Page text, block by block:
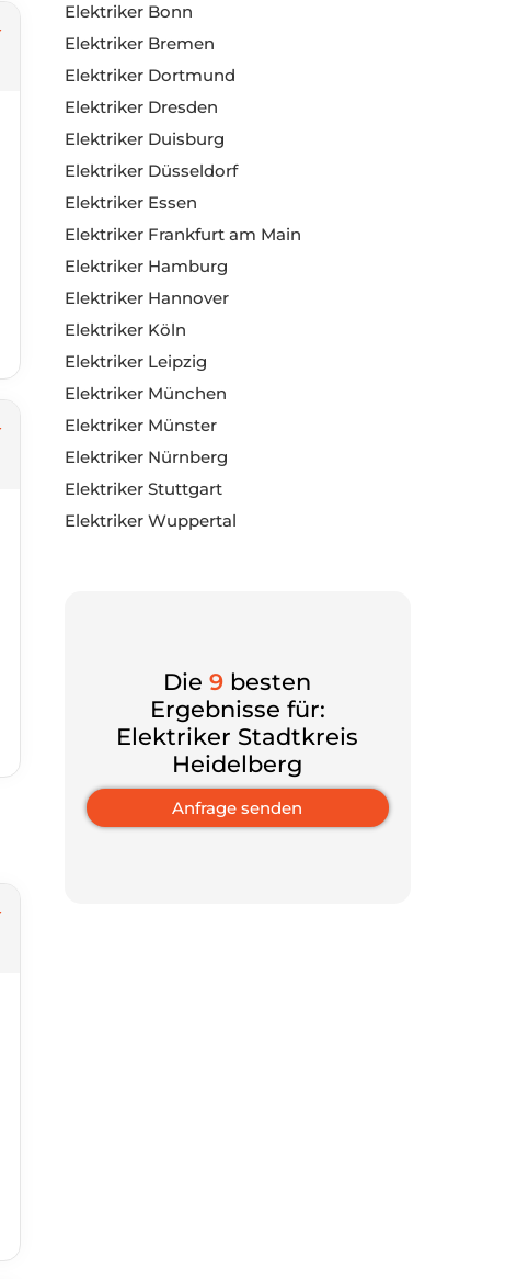
Elektriker Bonn
Elektriker Bremen
Elektriker Dortmund
Elektriker Dresden
Elektriker Duisburg
Elektriker Düsseldorf
Elektriker Essen
Elektriker Frankfurt am Main
Elektriker Hamburg
Elektriker Hannover
Elektriker Köln
Elektriker Leipzig
Elektriker München
Elektriker Münster
Elektriker Nürnberg
Elektriker Stuttgart
Elektriker Wuppertal
Die9 besten
Ergebnisse für:
Elektriker Stadtkreis
Heidelberg